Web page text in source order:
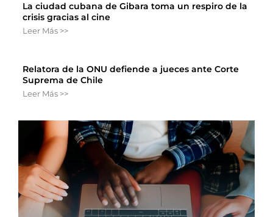
La ciudad cubana de Gibara toma un respiro de la
crisis gracias al cine
Leer Más >>
Relatora de la ONU defiende a jueces ante Corte
Suprema de Chile
Leer Más >>